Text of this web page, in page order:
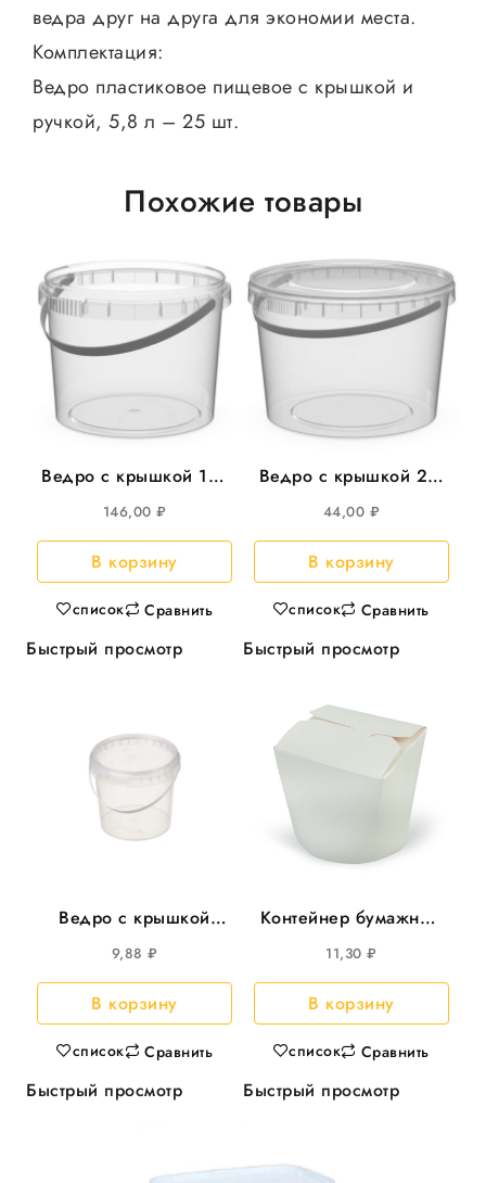
ведра друг на друга для экономии места.
Комплектация:
Ведро пластиковое пищевое с крышкой и
ручкой, 5,8 л – 25 шт.
Похожие товары
Ведро с крышкой 11л
круглое прозрачное,
d=300, 20шт/уп
146,00₽
В корзину
список Сравнить
Быстрый просмотр
Ведро с крышкой 2л,
d-173 круглое 100шт/
уп Перинт
44,00 ₽
В корзину
список Сравнить
Быстрый просмотр
Ведро с крышкой
500мл круглое d-=112
100шт/кор
9,88₽
В корзину
список Сравнить
Быстрый просмотр
Контейнер бумажный
(Чайна-бокс) 1000мл
д/лапши 25шт/уп
500шт/кор
11,30₽
В корзину
список Сравнить
Быстрый просмотр